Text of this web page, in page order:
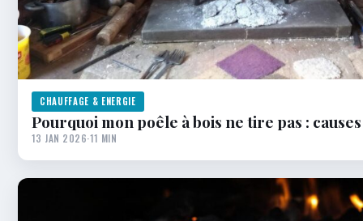
CHAUFFAGE & ENERGIE
Pourquoi mon poêle à bois ne tire pas :
13 JAN 2026·11 MIN